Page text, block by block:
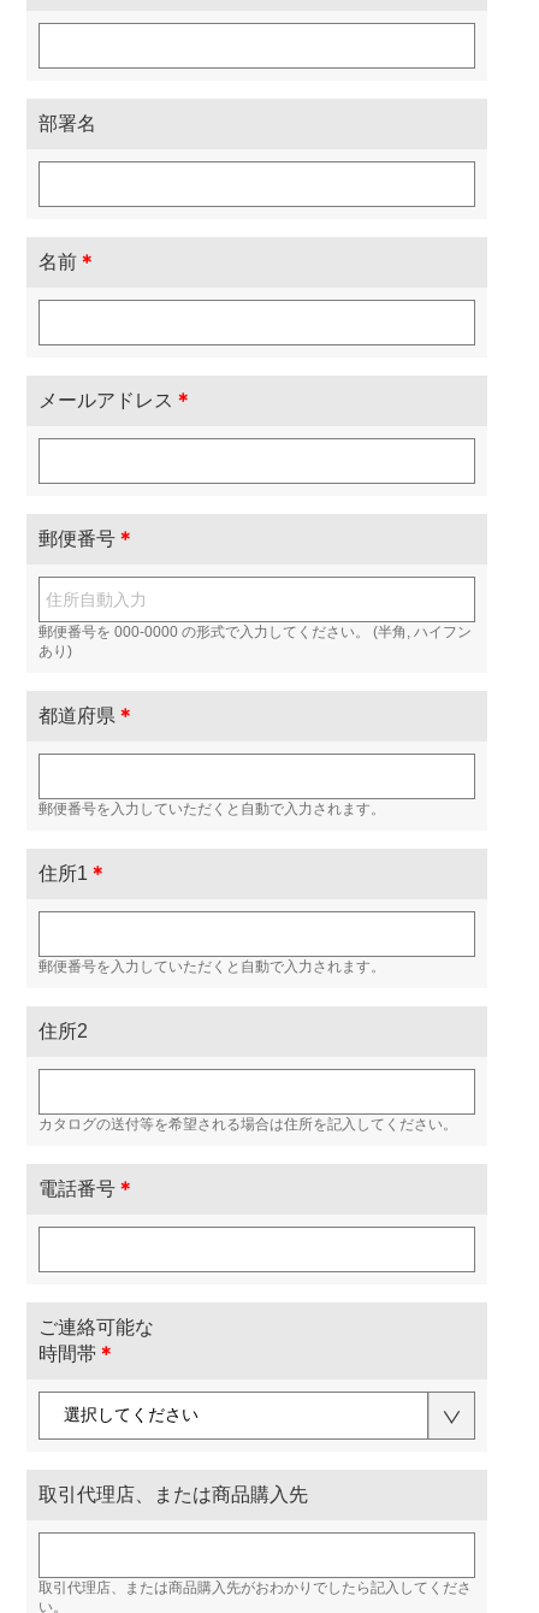
部署名
名前 ＊
メールアドレス ＊
郵便番号 ＊
郵便番号を 000-0000 の形式で入力してください。 (半角, ハイフン
あり)
都道府県 ＊
郵便番号を入力していただくと自動で入力されます。
住所1 ＊
郵便番号を入力していただくと自動で入力されます。
住所2
カタログの送付等を希望される場合は住所を記入してください。
電話番号 ＊
ご連絡可能な
時間帯 ＊
取引代理店、または商品購入先
取引代理店、または商品購入先がおわかりでしたら記入してくださ
い。